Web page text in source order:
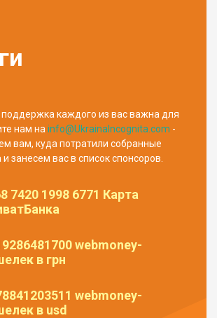
каждого из вас важна для
нам на info@UkrainaIncognita.com -
вам, куда потратили собранные
и занесем вас в список спонсоров.
7420 1998 6771 Карта
webmoney-
в грн
webmoney-
в usd